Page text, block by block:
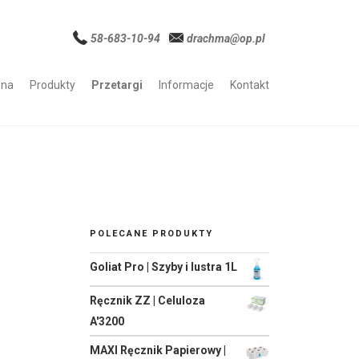
58-683-10-94 drachma@op.pl
Produkty Przetargi Informacje Kontakt
POLECANE PRODUKTY
Goliat Pro | Szyby i lustra 1L
Ręcznik ZZ | Celuloza
A'3200
MAXI Ręcznik Papierowy |